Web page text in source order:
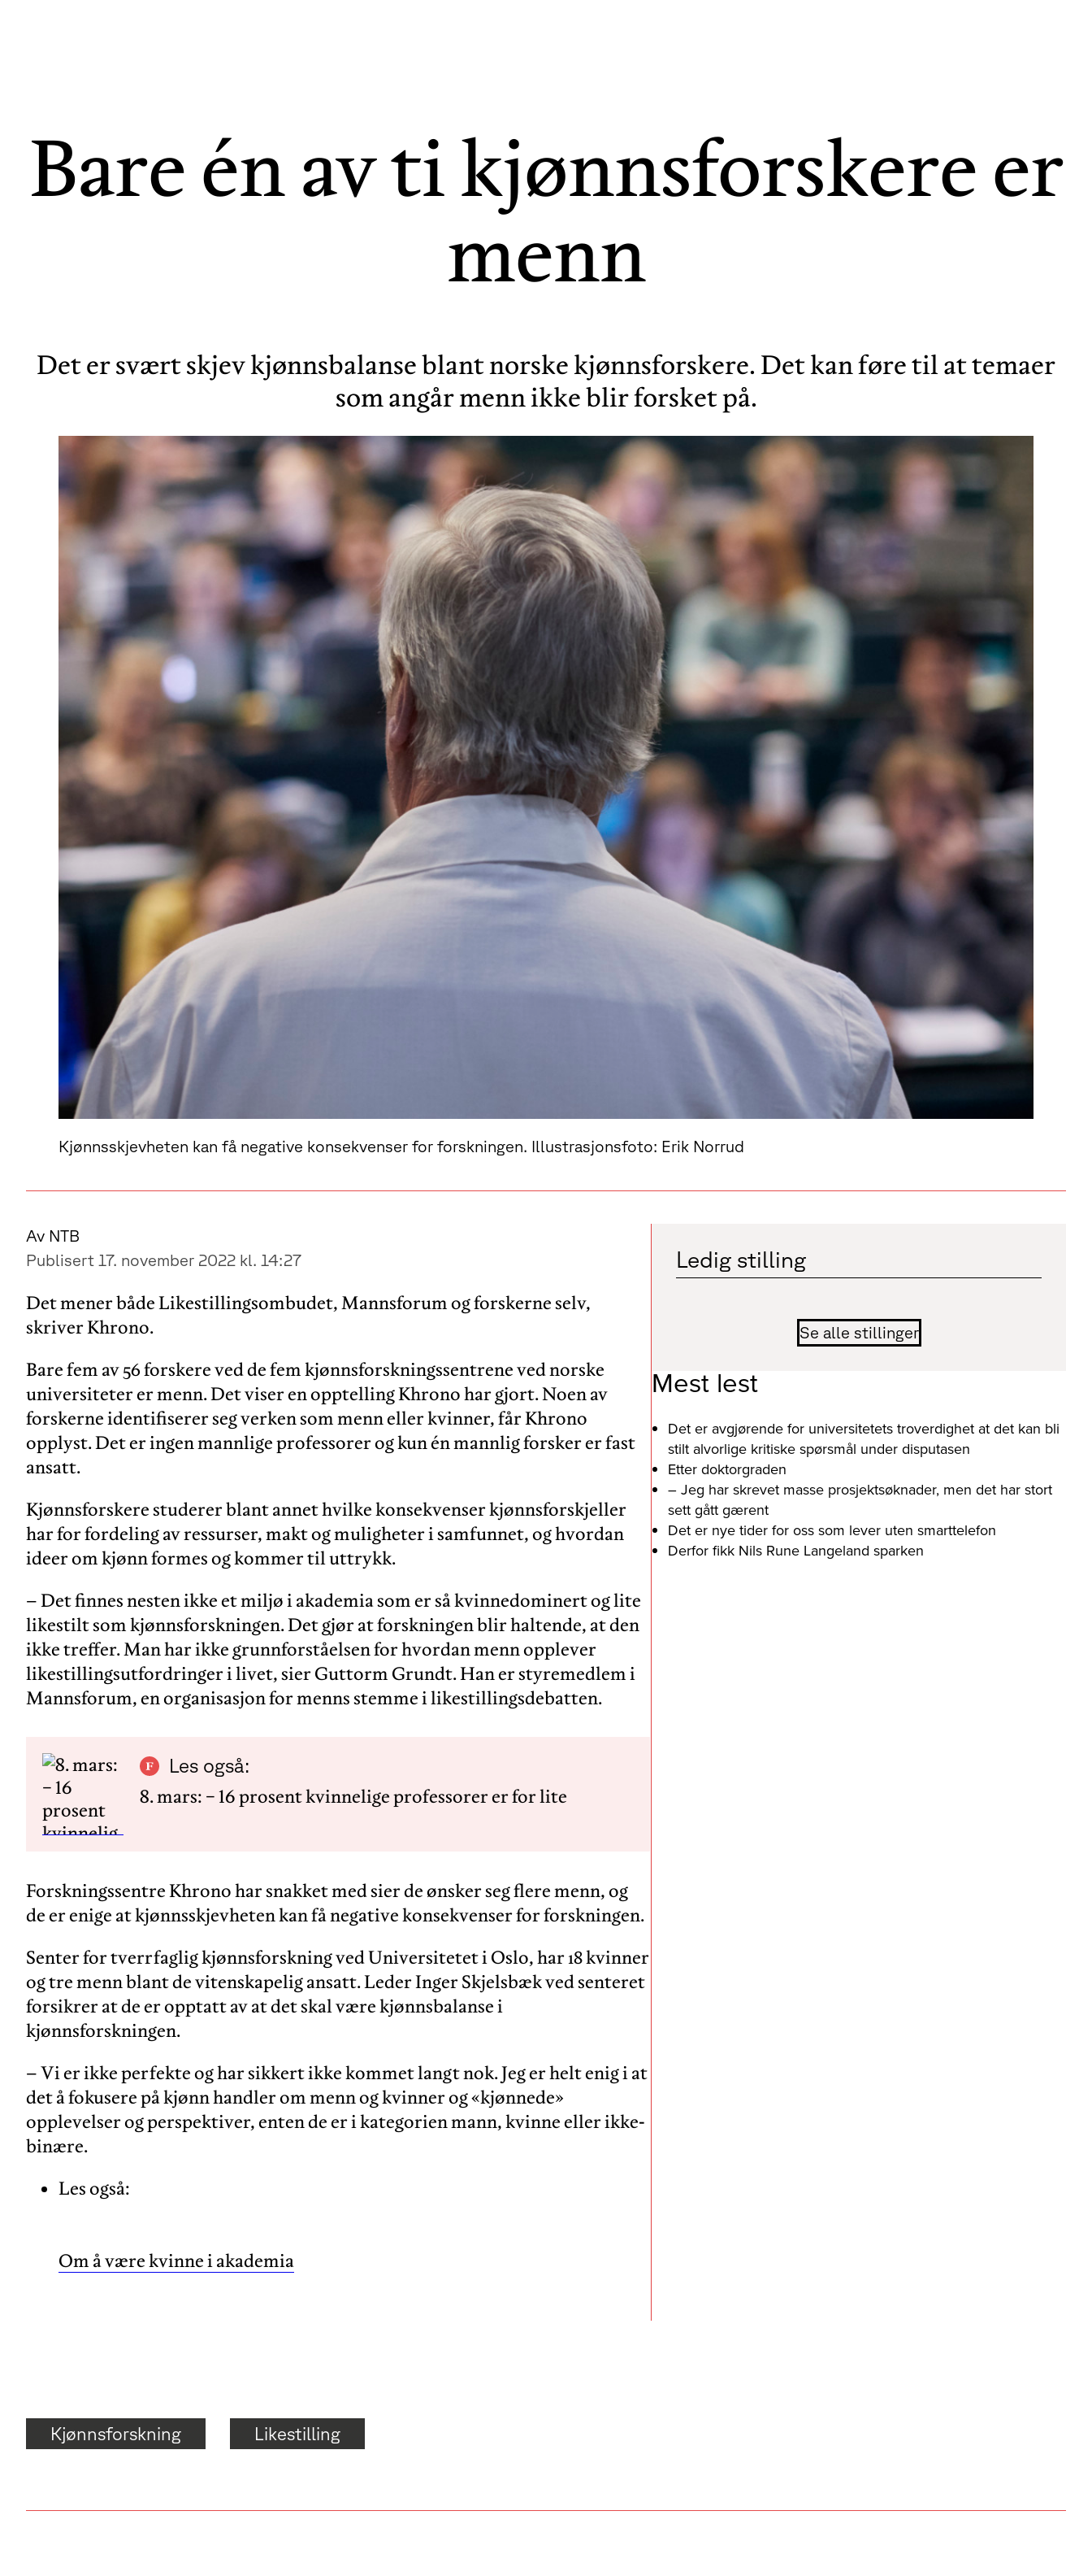
Bare én av ti kjønns­forskere er
menn
Det er svært skjev kjønnsbalanse blant norske kjønnsforskere. Det kan føre til at temaer
som angår menn ikke blir forsket på.
Kjønnsskjevheten kan få negative konsekvenser for forskningen. Illustrasjonsfoto: Erik Norrud
Av NTB
Publisert 17. november 2022 kl. 14:27
Det mener både Likestillingsombudet, Mannsforum og forskerne selv,
skriver Khrono.
Bare fem av 56 forskere ved de fem kjønnsforskningssentrene ved norske
universiteter er menn. Det viser en opptelling Khrono har gjort. Noen av
forskerne identifiserer seg verken som menn eller kvinner, får Khrono
opplyst. Det er ingen mannlige professorer og kun én mannlig forsker er fast
ansatt.
Kjønnsforskere studerer blant annet hvilke konsekvenser kjønnsforskjeller
har for fordeling av ressurser, makt og muligheter i samfunnet, og hvordan
ideer om kjønn formes og kommer til uttrykk.
– Det finnes nesten ikke et miljø i akademia som er så kvinnedominert og lite
likestilt som kjønnsforskningen. Det gjør at forskningen blir haltende, at den
ikke treffer. Man har ikke grunnforståelsen for hvordan menn opplever
likestillingsutfordringer i livet, sier Guttorm Grundt. Han er styremedlem i
Mannsforum, en organisasjon for menns stemme i likestillingsdebatten.
Les også:
8. mars: − 16 prosent kvinnelige professorer er for lite
Forskningssentre Khrono har snakket med sier de ønsker seg flere menn, og
de er enige at kjønnsskjevheten kan få negative konsekvenser for forskningen.
Senter for tverrfaglig kjønnsforskning ved Universitetet i Oslo, har 18 kvinner
og tre menn blant de vitenskapelig ansatt. Leder Inger Skjelsbæk ved senteret
forsikrer at de er opptatt av at det skal være kjønnsbalanse i
kjønnsforskningen.
– Vi er ikke perfekte og har sikkert ikke kommet langt nok. Jeg er helt enig i at
det å fokusere på kjønn handler om menn og kvinner og «kjønnede»
opplevelser og perspektiver, enten de er i kategorien mann, kvinne eller ikke-
binære.
Les også:
Om å være kvinne i akademia
Ledig stilling
Se alle stillinger
Mest lest
Det er avgjørende for universitetets troverdighet at det kan bli
stilt alvorlige kritiske spørsmål under disputasen
Etter doktorgraden
– Jeg har skrevet masse prosjektsøknader, men det har stort
sett gått gærent
Det er nye tider for oss som lever uten smarttelefon
Derfor fikk Nils Rune Langeland sparken
Kjønnsforskning Likestilling